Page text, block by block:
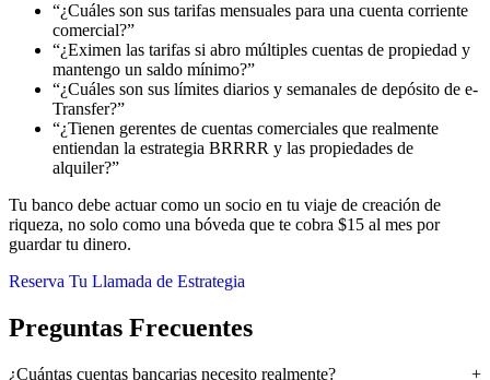
“¿Cuáles son sus tarifas mensuales para una cuenta corriente
comercial?”
“¿Eximen las tarifas si abro múltiples cuentas de propiedad y
mantengo un saldo mínimo?”
“¿Cuáles son sus límites diarios y semanales de depósito de e-
Transfer?”
“¿Tienen gerentes de cuentas comerciales que realmente
entiendan la estrategia BRRRR y las propiedades de
alquiler?”
Tu banco debe actuar como un socio en tu viaje de creación de
riqueza, no solo como una bóveda que te cobra $15 al mes por
guardar tu dinero.
Reserva Tu Llamada de Estrategia
Preguntas Frecuentes
¿Cuántas cuentas bancarias necesito realmente?